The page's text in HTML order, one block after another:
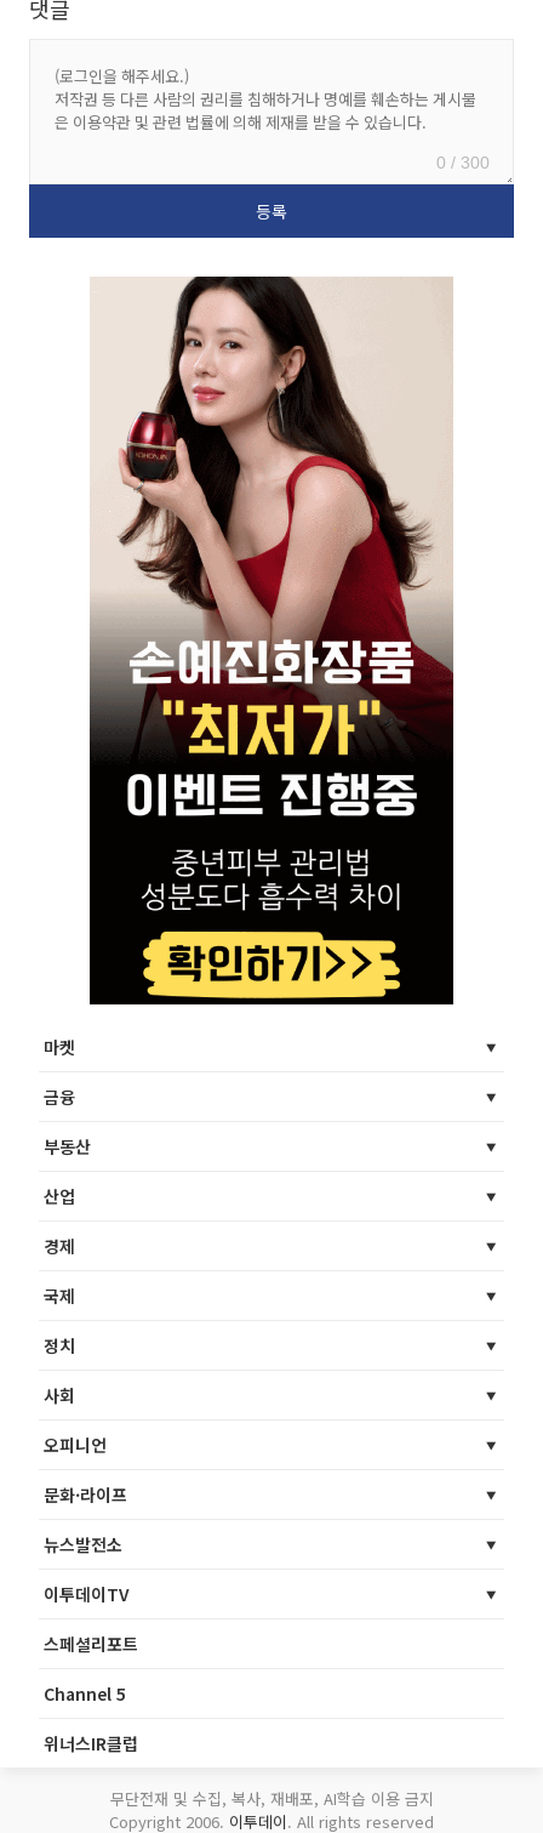
댓글
0 / 300
마켓
금융
부동산
산업
경제
국제
정치
사회
오피니언
문화·라이프
뉴스발전소
이투데이TV
스페셜리포트
Channel 5
위너스IR클럽
무단전재 및 수집, 복사, 재배포, AI학습 이용 금지
Copyright 2006. 이투데이. All rights reserved